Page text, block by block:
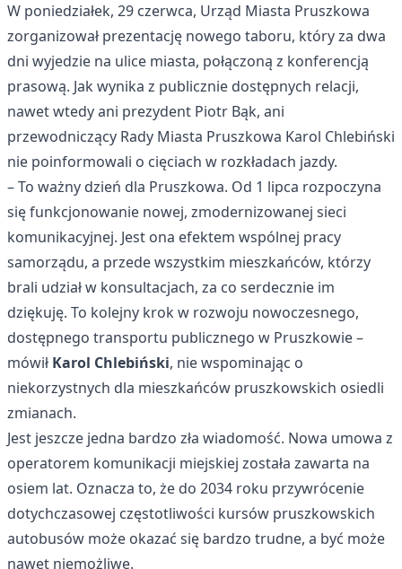
W poniedziałek, 29 czerwca, Urząd Miasta Pruszkowa
zorganizował prezentację nowego taboru, który za dwa
dni wyjedzie na ulice miasta, połączoną z konferencją
prasową. Jak wynika z publicznie dostępnych relacji,
nawet wtedy ani prezydent Piotr Bąk, ani
przewodniczący Rady Miasta Pruszkowa Karol Chlebiński
nie poinformowali o cięciach w rozkładach jazdy.
– To ważny dzień dla Pruszkowa. Od 1 lipca rozpoczyna
się funkcjonowanie nowej, zmodernizowanej sieci
komunikacyjnej. Jest ona efektem wspólnej pracy
samorządu, a przede wszystkim mieszkańców, którzy
brali udział w konsultacjach, za co serdecznie im
dziękuję. To kolejny krok w rozwoju nowoczesnego,
dostępnego transportu publicznego w Pruszkowie –
mówił Karol Chlebiński, nie wspominając o
niekorzystnych dla mieszkańców pruszkowskich osiedli
zmianach.
Jest jeszcze jedna bardzo zła wiadomość. Nowa umowa z
operatorem komunikacji miejskiej została zawarta na
osiem lat. Oznacza to, że do 2034 roku przywrócenie
dotychczasowej częstotliwości kursów pruszkowskich
autobusów może okazać się bardzo trudne, a być może
nawet niemożliwe.